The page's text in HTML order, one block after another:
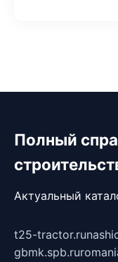
Полный
Актуальный
t25-tractor.ru
gbmk.spb.ru